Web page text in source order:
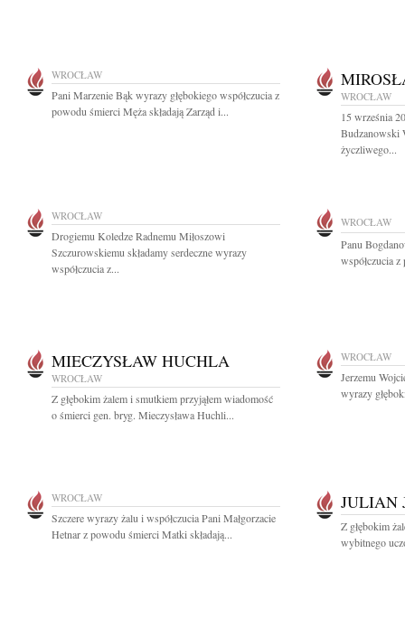
WROCŁAW
Pani Marzenie Bąk wyrazy głębokiego współczucia z
powodu śmierci Męża składają Zarząd i...
WROCŁAW
15 września
Budzanowski
życzliwego...
WROCŁAW
Drogiemu Koledze Radnemu Miłoszowi
Szczurowskiemu składamy serdeczne wyrazy
współczucia z...
WROCŁAW
Panu
współczucia
MIECZYSŁAW HUCHLA
WROCŁAW
Z głębokim żalem i smutkiem przyjąłem wiadomość
o śmierci gen. bryg. Mieczysława Huchli...
WROCŁAW
Jerzemu
wyrazy
WROCŁAW
Szczere wyrazy żalu i współczucia Pani Małgorzacie
Hetnar z powodu śmierci Matki składają...
JULIAN
Z głębokim
wybitnego